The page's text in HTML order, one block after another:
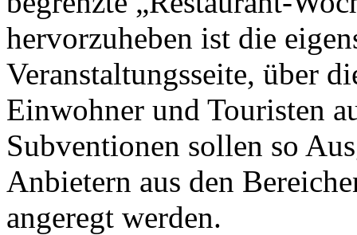
hervorzuheben ist die
Veranstaltungsseite, über
Einwohner und Touristen
Subventionen sollen so
Anbietern aus den
angeregt werden.